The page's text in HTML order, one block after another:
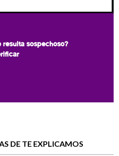
sospechoso?
DE TE EXPLICAMOS